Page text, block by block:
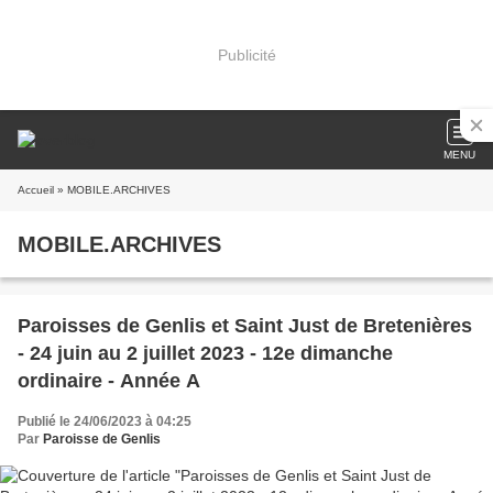
Publicité
MENU
Accueil » MOBILE.ARCHIVES
MOBILE.ARCHIVES
Paroisses de Genlis et Saint Just de Bretenières
- 24 juin au 2 juillet 2023 - 12e dimanche
ordinaire - Année A
Publié le 24/06/2023 à 04:25
Par Paroisse de Genlis